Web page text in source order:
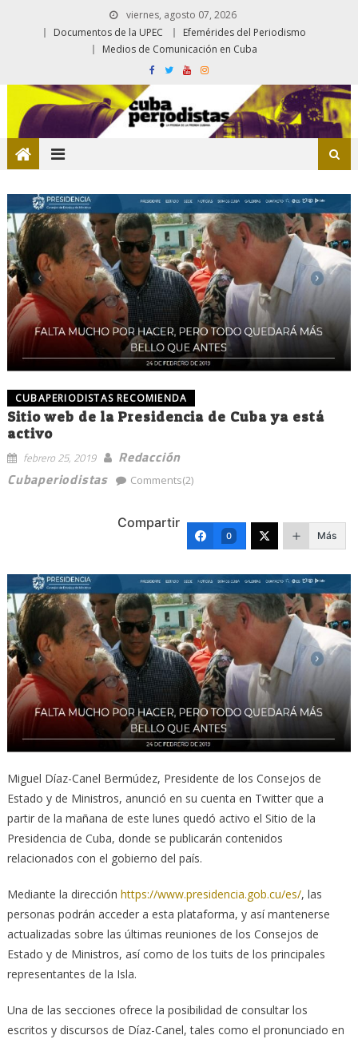
viernes, agosto 07, 2026
Documentos de la UPEC
Efemérides del Periodismo
Medios de Comunicación en Cuba
CUBAPERIODISTAS RECOMIENDA
Sitio web de la Presidencia de Cuba ya está
activo
febrero 25, 2019
Redacción
Cubaperiodistas
Comments(2)
Compartir
0 Más
Miguel Díaz-Canel Bermúdez, Presidente de los Consejos de
Estado y de Ministros, anunció en su cuenta en Twitter que a
partir de la mañana de este lunes quedó activo el Sitio de la
Presidencia de Cuba, donde se publicarán contenidos
relacionados con el gobierno del país.
Mediante la dirección https://www.presidencia.gob.cu/es/, las
personas podrán acceder a esta plataforma, y así mantenerse
actualizadas sobre las últimas reuniones de los Consejos de
Estado y de Ministros, así como de los tuits de los principales
representantes de la Isla.
Una de las secciones ofrece la posibilidad de consultar los
escritos y discursos de Díaz-Canel, tales como el pronunciado en